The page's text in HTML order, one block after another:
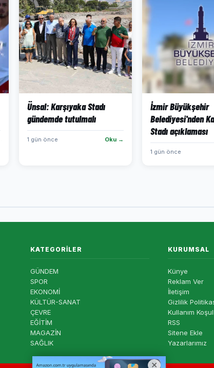
Ünsal: Karşıyaka Stadı
gündemde tutulmalı
1 gün önce Oku →
İzmir Büyükşehir
Belediyesi'nden
Stadı açıklaması
1 gün önce
KATEGORILER
GÜNDEM
SPOR
EKONOMİ
KÜLTÜR-SANAT
ÇEVRE
EĞİTİM
MAGAZİN
SAĞLIK
KURUMSAL
Künye
Reklam Ver
İletişim
Gizlilik
Kullanım
RSS
Sitene Ekle
Yazarlarımız